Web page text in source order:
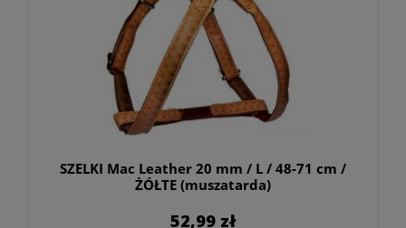
SZELKI Mac Leather 20 mm / L / 48-71 cm /
ŻÓŁTE (muszatarda)
52,99 zł